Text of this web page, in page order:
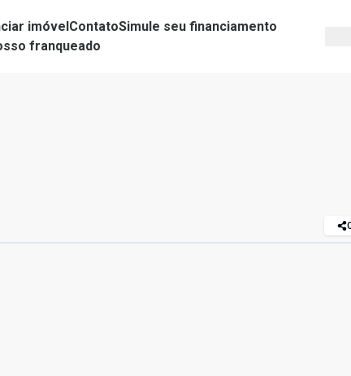
imóvelContatoSimule seu financiamento
franqueado